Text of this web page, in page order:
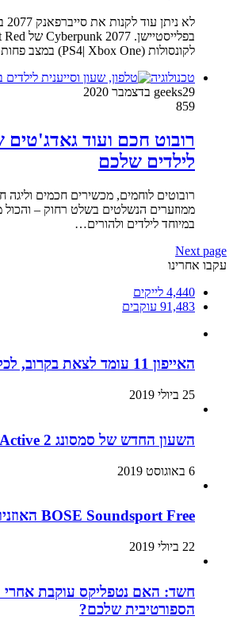
לקונסולות (PS4| Xbox One) במצב פחות…
טכנולוגיה
geeks29 בדצמבר 2020
859
רובוט חכם ועוד גאדג'טים
לילדים שלכם
רובוטים לוחמים, מכשירים חכמים
ממוזערים הנשלטים בשלט רחוק – והכול
במיוחד לילדים ולהורים…
Next page
עקבו אחרינו
4,440 לייקים
91,483 עוקבים
האייפון 11 עומד לצאת בקרוב, לכל הפרטים
25 ביולי 2019
השעון החדש של סמסונג Galaxy Watch Active 2
6 באוגוסט 2019
BOSE Soundsport Free האוזניות החדשות של בוש
22 ביולי 2019
חשד: האם נטפליקס עוקבת אחרי
הספורטיבית שלכם?